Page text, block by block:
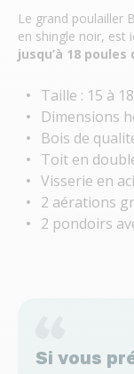
Le grand poulailler
en shingle noir, est
jusqu’à 18
Taille : 15 à
Dimensions
Bois de
Toit en
Visserie en
2 aérations
2 pondoirs
Si vous